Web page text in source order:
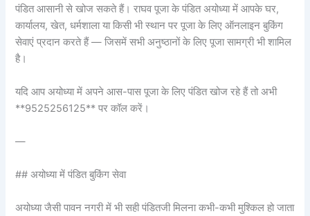
पंडित आसानी से खोज सकते हैं। राघव पूजा के पंडित अयोध्या में आपके घर,
कार्यालय, खेत, धर्मशाला या किसी भी स्थान पर पूजा के लिए ऑनलाइन बुकिंग
सेवाएं प्रदान करते हैं — जिसमें सभी अनुष्ठानों के लिए पूजा सामग्री भी शामिल
है।
यदि आप अयोध्या में अपने आस-पास पूजा के लिए पंडित खोज रहे हैं तो अभी
**9525256125** पर कॉल करें।
—
## अयोध्या में पंडित बुकिंग सेवा
अयोध्या जैसी पावन नगरी में भी सही पंडितजी मिलना कभी-कभी मुश्किल हो जाता